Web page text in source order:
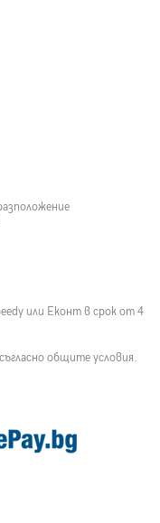
или Еконт в срок от 4
общите условия.